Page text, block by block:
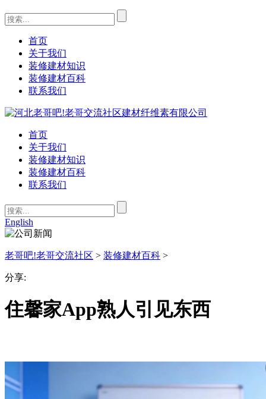
首页
关于我们
装修建材知识
装修建材百科
联系我们
首页
关于我们
装修建材知识
装修建材百科
联系我们
English
老哥吧!老哥交流社区 > 装修建材百科 >
分享:
住馨家App熟人引见东西